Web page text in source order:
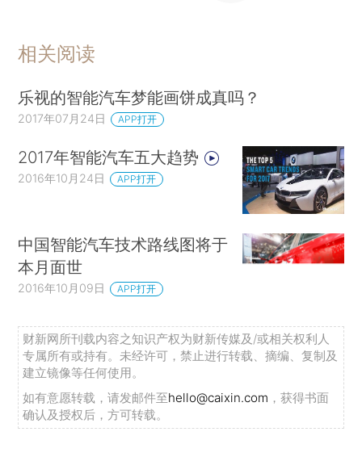
相关阅读
乐视的智能汽车梦能画饼成真吗？
2017年07月24日 APP打开
2017年智能汽车五大趋势
2016年10月24日 APP打开
中国智能汽车技术路线图将于
本月面世
2016年10月09日 APP打开
财新网所刊载内容之知识产权为财新传媒及/或相关权利人
专属所有或持有。未经许可，禁止进行转载、摘编、复制及
建立镜像等任何使用。
如有意愿转载，请发邮件至hello@caixin.com ，获得书面
确认及授权后，方可转载。